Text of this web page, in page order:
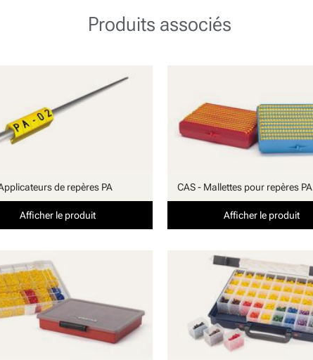
Produits associés
de repères PA
Afficher le produit
CAS - Mallettes pour repères PA
Afficher le produit